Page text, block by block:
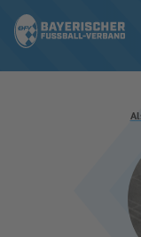
ERGEBNISSE &